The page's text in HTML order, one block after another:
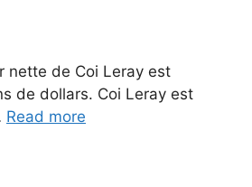
nette de Coi Leray est
de dollars. Coi Leray est
Read more